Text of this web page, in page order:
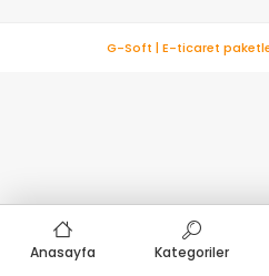
Anasayfa Kategoriler
G-Soft | E-ticaret